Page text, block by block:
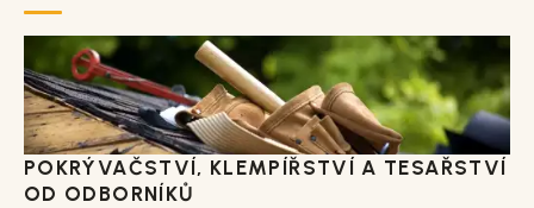
POKRÝVAČSTVÍ, KLEMPÍŘSTVÍ A TESAŘSTVÍ
OD ODBORNÍKŮ